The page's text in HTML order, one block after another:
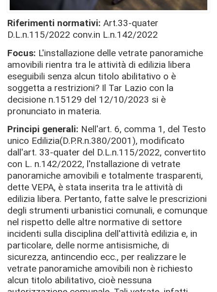
Riferimenti normativi: Art.33-quater
D.L.n.115/2022 conv.in L.n.142/2022
Focus: L'installazione delle vetrate panoramiche
amovibili rientra tra le attività di edilizia libera
eseguibili senza alcun titolo abilitativo o è
soggetta a restrizioni? Il Tar Lazio con la
decisione n.15129 del 12/10/2023 si è
pronunciato in materia.
Principi generali: Nell'art. 6, comma 1, del Testo
unico Edilizia(D.P.R.n.380/2001), modificato
dall'art. 33-quater del D.L.n.115/2022, convertito
con L. n.142/2022, l'nstallazione di vetrate
panoramiche amovibili e totalmente trasparenti,
dette VEPA, è stata inserita tra le attività di
edilizia libera. Pertanto, fatte salve le prescrizioni
degli strumenti urbanistici comunali, e comunque
nel rispetto delle altre normative di settore
incidenti sulla disciplina dell'attività edilizia e, in
particolare, delle norme antisismiche, di
sicurezza, antincendio ecc., per realizzare le
vetrate panoramiche amovibili non è richiesto
alcun titolo abilitativo, cioè nessuna